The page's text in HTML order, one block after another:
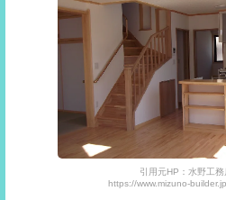
引用元HP：水野工務
https://www.mizuno-